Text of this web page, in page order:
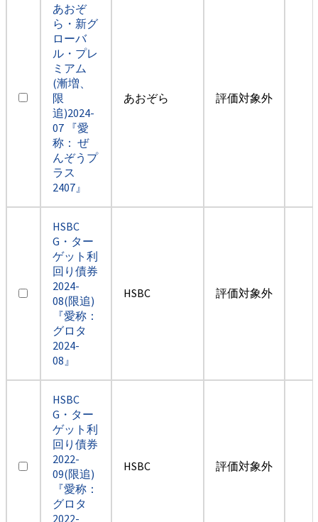
あおぞ
ら・新グ
ローバ
ル・プレ
ミアム
(漸増、
限
追)2024-
07 『愛
称： ぜ
んぞうプ
ラス
2407』
あおぞら 評価対象外
HSBC
G・ター
ゲット利
回り債券
2024-
08(限追)
『愛称：
グロタ
2024-
08』
HSBC 評価対象外
HSBC
G・ター
ゲット利
回り債券
2022-
09(限追)
『愛称：
グロタ
2022-
HSBC 評価対象外